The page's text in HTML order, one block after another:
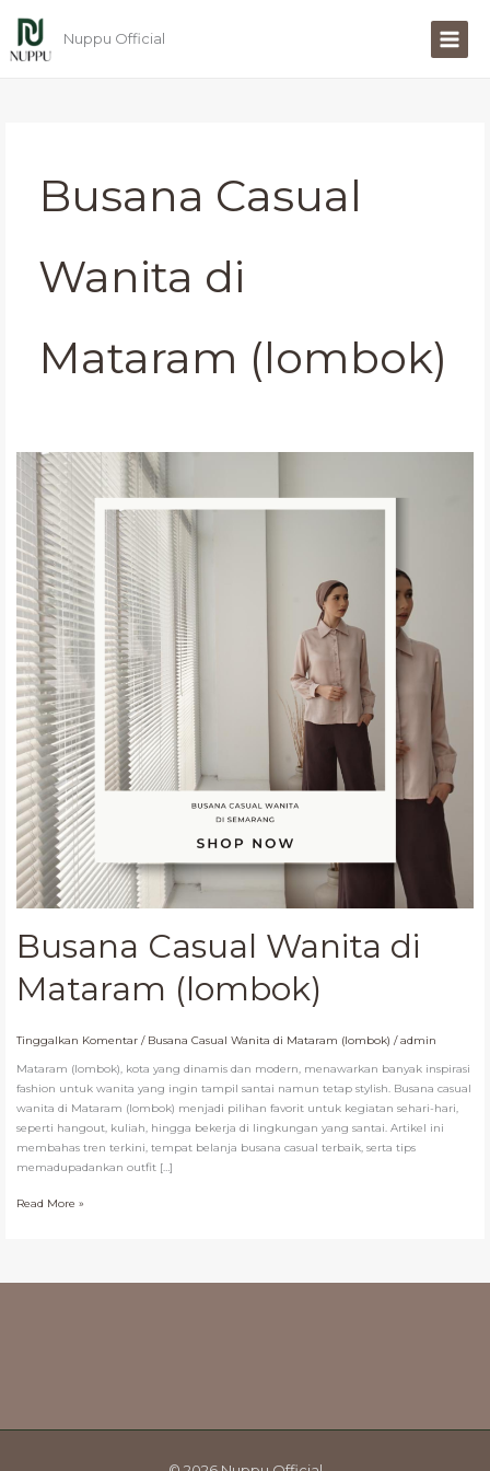
konten
Nuppu Official
Busana Casual
Wanita di
Mataram (lombok)
Busana Casual Wanita di
Mataram (lombok)
Tinggalkan Komentar / Busana Casual Wanita di Mataram (lombok) /admin
Mataram (lombok), kota yang dinamis dan modern, menawarkan banyak inspirasi
fashion untuk wanita yang ingin tampil santai namun tetap stylish. Busana casual
wanita di Mataram (lombok) menjadi pilihan favorit untuk kegiatan sehari-hari,
seperti hangout, kuliah, hingga bekerja di lingkungan yang santai. Artikel ini
membahas tren terkini, tempat belanja busana casual terbaik, serta tips
memadupadankan outfit […]
Busana
Casual
Wanita
di
Mataram
(lombok)
Read More »